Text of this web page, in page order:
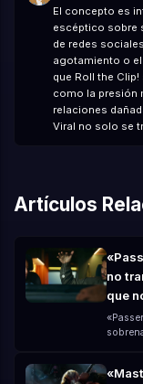
El concepto es
escéptico sobre
de redes
agotamiento o
que Roll the
como la presión
relaciones
Viral no solo se
Artículos
no
que
peligro